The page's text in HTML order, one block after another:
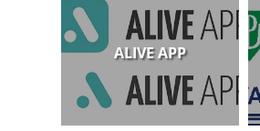
ALIVE APP